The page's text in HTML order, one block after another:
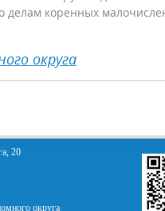
коренных
округа
20
округа